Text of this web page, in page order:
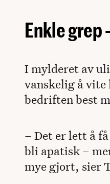
Enkle grep
I mylderet av
vanskelig å
bedriften best
– Det er lett å
bli apatisk –
mye gjort, sier